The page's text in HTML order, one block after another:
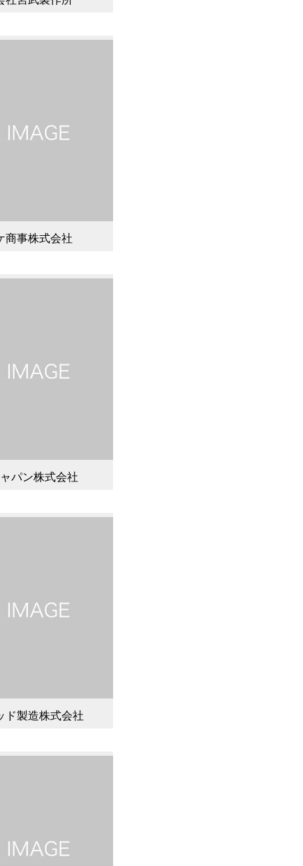
商事株式会社
パン株式会社
ド製造株式会社